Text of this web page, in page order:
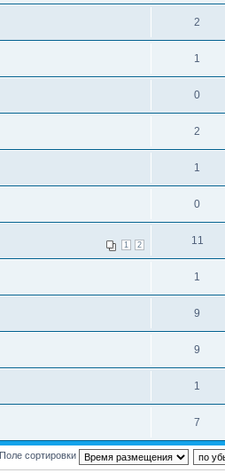
2
1
0
2
1
0
1 2 11
1
9
9
1
7
Поле сортировки